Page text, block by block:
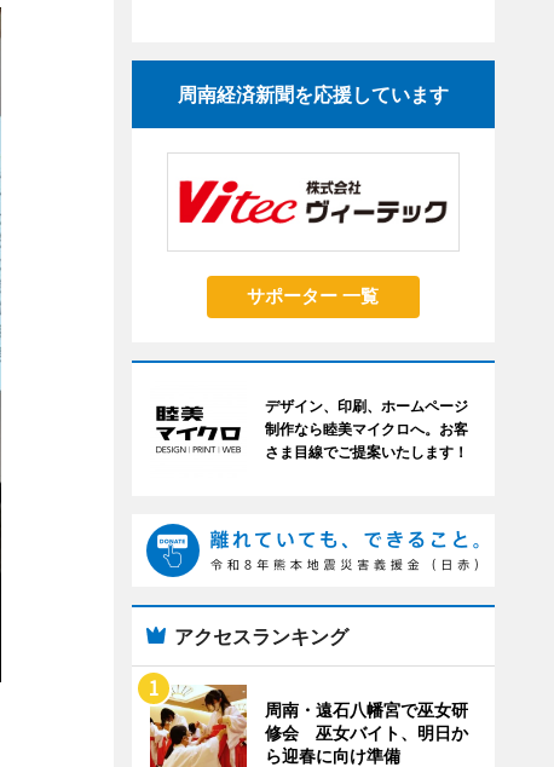
周南経済新聞を応援しています
サポーター 一覧
デザイン、印刷、ホームページ
制作なら睦美マイクロへ。お客
さま目線でご提案いたします！
アクセスランキング
周南・遠石八幡宮で巫女研
修会 巫女バイト、明日か
ら迎春に向け準備